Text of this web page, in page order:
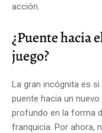
acción.
¿Puente hacia
juego?
La gran incógnita es
puente hacia un
profundo en la forma
franquicia. Por ahora,